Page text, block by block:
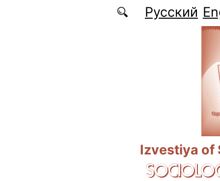
Русский
Izvestiya of